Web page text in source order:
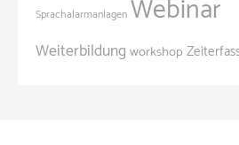
Sprachalarmanlagen Webinar
Weiterbildung workshop